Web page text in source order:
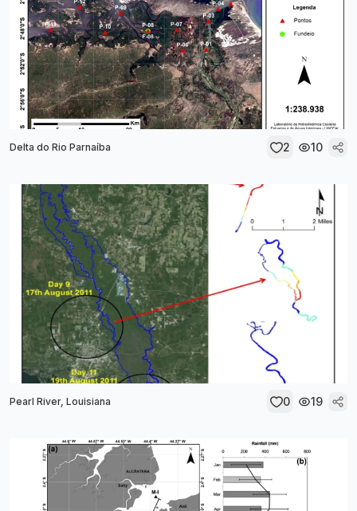
Delta do Rio Parnaíba 2 10
Pearl River, Louisiana 0 19